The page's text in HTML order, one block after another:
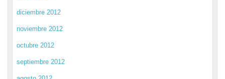
diciembre 2012
noviembre 2012
octubre 2012
septiembre 2012